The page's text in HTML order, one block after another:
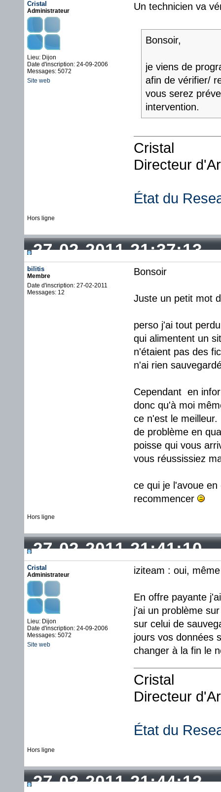
Cristal
Administrateur
Lieu: Dijon
Date d'inscription: 24-09-2006
Messages: 5072
Site web
Un technicien va
Bonsoir,
je viens de
afin de vérifier/
vous serez
intervention.
Cristal
Directeur
État du
Hors ligne
27-02-2011 21:37:13
bilitis
Membre
Date d'inscription: 27-02-2011
Messages: 12
Bonsoir
Juste un petit mot
perso j'ai tout
qui alimentent un
n'étaient pas des
n'ai rien
Cependant en
donc qu'à moi
ce n'est le
de problème en
poisse qui vous
vous réussissiez
ce qui je l'avoue
recommencer
Hors ligne
27-02-2011 21:41:10
Cristal
Administrateur
Lieu: Dijon
Date d'inscription: 24-09-2006
Messages: 5072
Site web
iziteam : oui,
En offre payante
j'ai un problème
sur celui de
jours vos données
changer à la fin le
Cristal
Directeur
État du
Hors ligne
27-02-2011 21:44:12